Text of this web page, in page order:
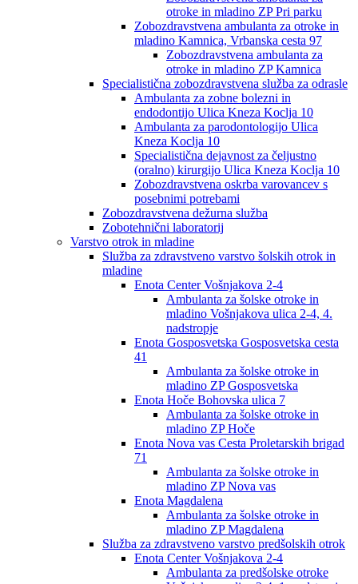
otroke in mladino ZP Pri parku
Zobozdravstvena ambulanta za otroke in
mladino Kamnica, Vrbanska cesta 97
Zobozdravstvena ambulanta za
otroke in mladino ZP Kamnica
Specialistična zobozdravstvena služba za odrasle
Ambulanta za zobne bolezni in
endodontijo Ulica Kneza Koclja 10
Ambulanta za parodontologijo Ulica
Kneza Koclja 10
Specialistična dejavnost za čeljustno
(oralno) kirurgijo Ulica Kneza Koclja 10
Zobozdravstvena oskrba varovancev s
posebnimi potrebami
Zobozdravstvena dežurna služba
Zobotehnični laboratorij
Varstvo otrok in mladine
Služba za zdravstveno varstvo šolskih otrok in
mladine
Enota Center Vošnjakova 2-4
Ambulanta za šolske otroke in
mladino Vošnjakova ulica 2-4, 4.
nadstropje
Enota Gosposvetska Gosposvetska cesta
41
Ambulanta za šolske otroke in
mladino ZP Gosposvetska
Enota Hoče Bohovska ulica 7
Ambulanta za šolske otroke in
mladino ZP Hoče
Enota Nova vas Cesta Proletarskih brigad
71
Ambulanta za šolske otroke in
mladino ZP Nova vas
Enota Magdalena
Ambulanta za šolske otroke in
mladino ZP Magdalena
Služba za zdravstveno varstvo predšolskih otrok
Enota Center Vošnjakova 2-4
Ambulanta za predšolske otroke